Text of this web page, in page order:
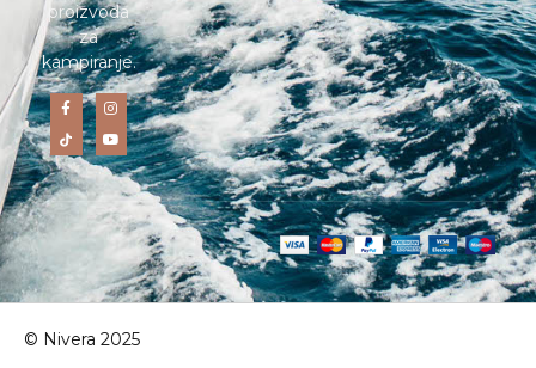
proizvoda
za
kampiranje.
© Nivera 2025